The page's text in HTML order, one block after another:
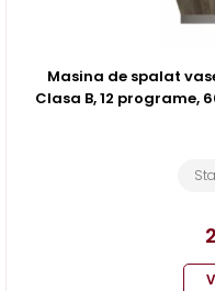
Masina de spalat
Clasa B, 12 programe,